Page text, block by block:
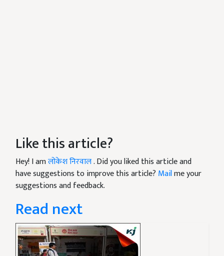
Like this article?
Hey! I amलोकेश निरवाल. Did you liked this article and
have suggestions to improve this article? Mailme your
suggestions and feedback.
Read next